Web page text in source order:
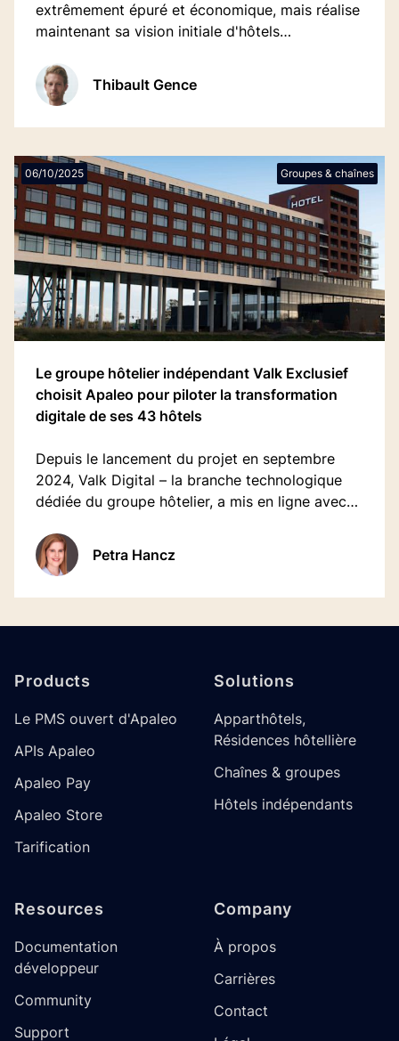
extrêmement épuré et économique, mais réalise
maintenant sa vision initiale d'hôtels
plateforme d'accueil basée sur une API plutôt
qu'un PMS traditionnel.
Thibault Gence
06/10/2025 Groupes & chaînes
Le groupe hôtelier indépendant Valk Exclusief
choisit Apaleo pour piloter la transformation
digitale de ses 43 hôtels
Depuis le lancement du projet en septembre
2024, Valk Digital – la branche technologique
dédiée du groupe hôtelier, a mis en ligne avec
les 43 hôtels de Valk Exclusief sont en passe de
migrer sur la plateforme.
Petra Hancz
Products
Le PMS ouvert d'Apaleo
APIs Apaleo
Apaleo Pay
Apaleo Store
Tarification
Solutions
Apparthôtels,
Résidences hôtellière
Chaînes & groupes
Hôtels indépendants
Resources
Documentation
développeur
Community
Support
Company
À propos
Carrières
Contact